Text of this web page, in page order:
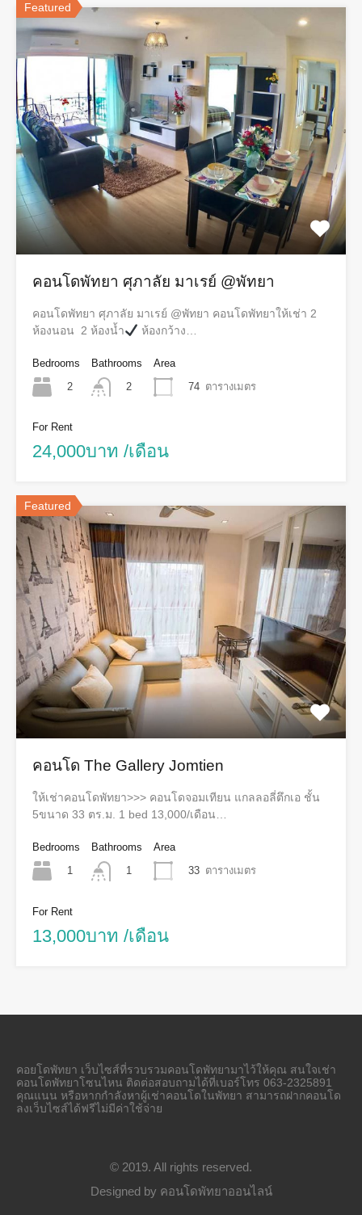
Featured
คอนโดพัทยา ศุภาลัย มาเรย์ @พัทยา
คอนโดพัทยา ศุภาลัย มาเรย์ @พัทยา คอนโดพัทยาให้เช่า 2
ห้องนอน ​ 2 ห้องน้ำ
ห้องกว้าง…
Bedrooms
2
Bathrooms
2
Area
74 ตารางเมตร
For Rent
24,000บาท /เดือน
Featured
คอนโด The Gallery Jomtien
ให้เช่าคอนโดพัทยา>>> คอนโดจอมเทียน แกลลอลี่ตึกเอ ชั้น
5ขนาด 33 ตร.ม. 1 bed 13,000/เดือน…
Bedrooms
1
Bathrooms
1
Area
33 ตารางเมตร
For Rent
13,000บาท /เดือน
คอยโดพัทยา เว็บไซส์ที่รวบรวมคอนโดพัทยามาไว้ให้คุณ สนใจเช่า
คอนโดพัทยาโซนไหน ติดต่อสอบถามได้ที่เบอร์โทร 063-2325891
คุณแนน หรือหากกำลังหาผู้เช่าคอนโดในพัทยา สามารถฝากคอนโด
ลงเว็บไซส์ได้ฟรีไม่มีค่าใช้จ่าย
© 2019. All rights reserved.
Designed by คอนโดพัทยาออนไลน์